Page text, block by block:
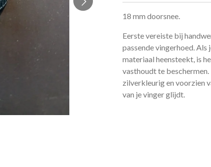
18 mm doorsnee.
Eerste vereiste bij
passende vingerhoed.
materiaal heensteekt, is
vasthoudt te
zilverkleurig en voorzien
van je vinger glijdt.